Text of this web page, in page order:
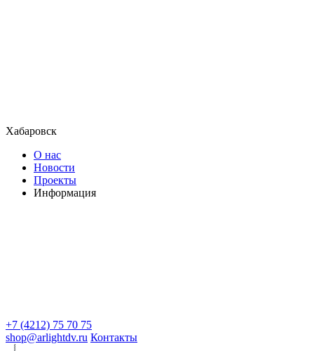
Хабаровск
О нас
Новости
Проекты
Информация
+7 (4212) 75 70 75
shop@arlightdv.ru Контакты